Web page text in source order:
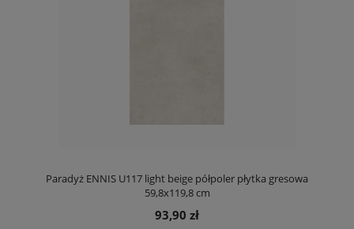
Paradyż ENNIS U117 light beige półpoler płytka gresowa
59,8x119,8 cm
93,90 zł